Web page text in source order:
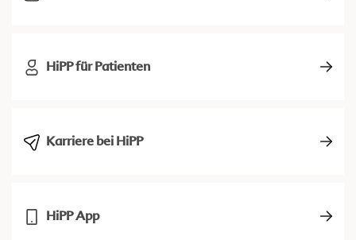
HiPP für Patienten
Karriere bei HiPP
HiPP App